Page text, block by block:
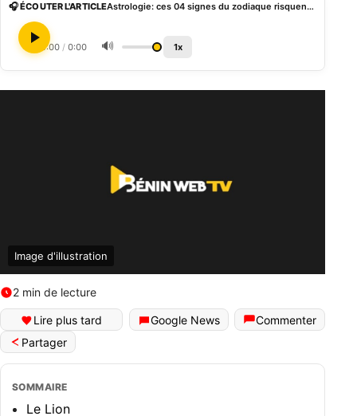
🎧 ÉCOUTER L'ARTICLE Astrologie: ces 04 signes du zodiaque risquent de passer un mois de février compliqué
0:00 / 0:00 🔊 1x
Image d'illustration
2 min de lecture
Lire plus tard Google News
Commenter
Partager
SOMMAIRE
Le Lion